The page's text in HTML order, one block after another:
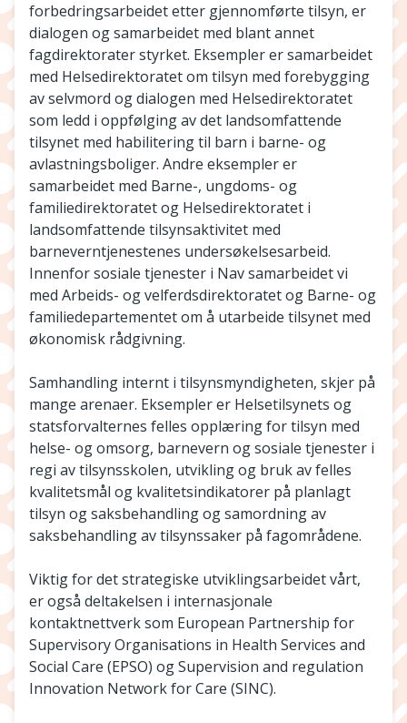
forbedringsarbeidet etter gjennomførte tilsyn, er
dialogen og samarbeidet med blant annet
fagdirektorater styrket. Eksempler er samarbeidet
med Helsedirektoratet om tilsyn med forebygging
av selvmord og dialogen med Helsedirektoratet
som ledd i oppfølging av det landsomfattende
tilsynet med habilitering til barn i barne- og
avlastningsboliger. Andre eksempler er
samarbeidet med Barne-, ungdoms- og
familiedirektoratet og Helsedirektoratet i
landsomfattende tilsynsaktivitet med
barneverntjenestenes undersøkelsesarbeid.
Innenfor sosiale tjenester i Nav samarbeidet vi
med Arbeids- og velferdsdirektoratet og Barne- og
familiedepartementet om å utarbeide tilsynet med
økonomisk rådgivning.
Samhandling internt i tilsynsmyndigheten, skjer på
mange arenaer. Eksempler er Helsetilsynets og
statsforvalternes felles opplæring for tilsyn med
helse- og omsorg, barnevern og sosiale tjenester i
regi av tilsynsskolen, utvikling og bruk av felles
kvalitetsmål og kvalitetsindikatorer på planlagt
tilsyn og saksbehandling og samordning av
saksbehandling av tilsynssaker på fagområdene.
Viktig for det strategiske utviklingsarbeidet vårt,
er også deltakelsen i internasjonale
kontaktnettverk som European Partnership for
Supervisory Organisations in Health Services and
Social Care (EPSO) og Supervision and regulation
Innovation Network for Care (SINC).